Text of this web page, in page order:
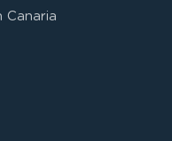
Canaria